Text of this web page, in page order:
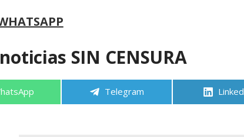
SIN CENSURA
Compartir
Telegram